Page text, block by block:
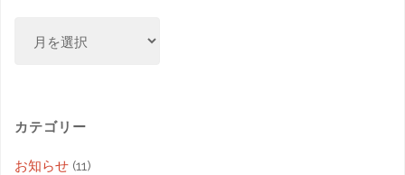
カテゴリー
お知らせ (11)